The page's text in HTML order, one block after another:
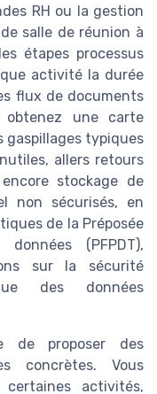
RH ou la gestion
salle de réunion à
étapes processus
activité la durée
flux de documents
obtenez une carte
gaspillages typiques
allers retours
stockage de
non sécurisés, en
de la Préposée
(PFPDT),
sur la sécurité
des données
de proposer des
concrètes. Vous
activités,